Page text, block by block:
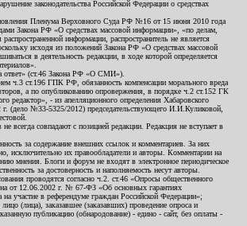
законодательства Российской Федерации о средствах
Пленума Верховного Суда РФ №16 от 15 июня 2010 года
Закона РФ «О средствах массовой информации», «по делам,
информации, распространитель не является
исходя из положений Закона РФ «О средствах массовой
в деятельность редакции, в ходе которой определяется
ответ» (ст.46 Закона РФ «О СМИ»).
ч.3 ст.196 ГПК РФ, обязанность компенсации морального вреда
а по опубликованию опровержения, в порядке ч.2 ст.152 ГК
редактор», - из апелляционного определения Хабаровского
г. (дело №33-5325/2012) председательствующего И.И.Куликовой,
всегда совпадают с позицией редакции. Редакция не вступает в
за содержание внешних ссылок и комментариев. За них
исключительно их правообладатели и авторы. Комментарии на
мнения. Блоги и форум не входят в электронное периодическое
за достоверность и наполняемость несут авторы.
проводятся согласно ч.2. ст.46 «Опросы общественного
от 12.06.2002 г. № 67-ФЗ «Об основных гарантиях
на участие в референдуме граждан Российской Федерации»;
лицо (лица), заказавшее (заказавших) проведение опроса и
публикацию (обнародование) - едино - сайт, без оплаты -